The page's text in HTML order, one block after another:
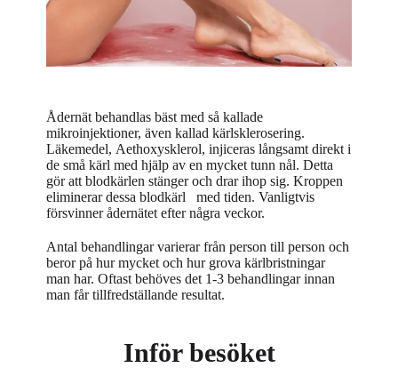
Ådernät behandlas bäst med så kallade
mikroinjektioner, även kallad kärlsklerosering.
Läkemedel, Aethoxysklerol, injiceras långsamt direkt i
de små kärl med hjälp av en mycket tunn nål. Detta
gör att blodkärlen stänger och drar ihop sig. Kroppen
eliminerar dessa blodkärl med tiden. Vanligtvis
försvinner ådernätet efter några veckor.
Antal behandlingar varierar från person till person och
beror på hur mycket och hur grova kärlbristningar
man har. Oftast behöves det 1-3 behandlingar innan
man får tillfredställande resultat.
Inför besöket